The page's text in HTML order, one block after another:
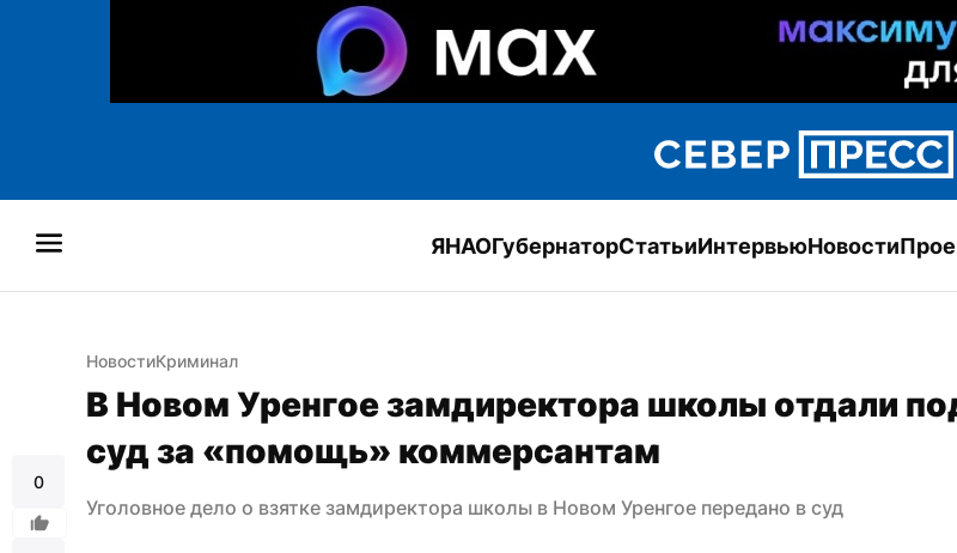
ЯНАОГубернаторСтатьиИнтервьюНовости
0
НовостиКриминал
В Новом Уренгое замдиректора школы отдали
суд за «помощь» коммерсантам
Уголовное дело о взятке замдиректора школы в Новом Уренгое передано в суд